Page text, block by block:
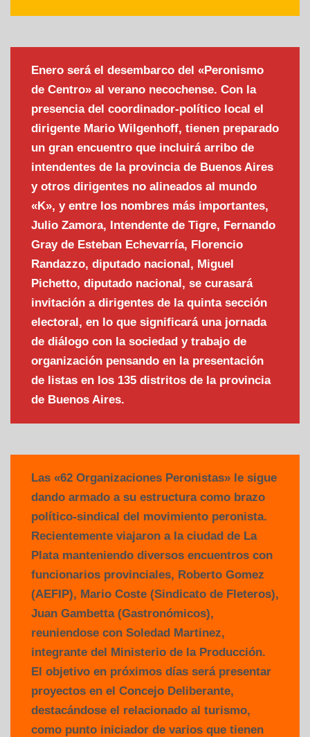
Enero será el desembarco del «Peronismo
de Centro» al verano necochense. Con la
presencia del coordinador-político local el
dirigente Mario Wilgenhoff, tienen preparado
un gran encuentro que incluirá arribo de
intendentes de la provincia de Buenos Aires
y otros dirigentes no alineados al mundo
«K», y entre los nombres más importantes,
Julio Zamora, Intendente de Tigre, Fernando
Gray de Esteban Echevarría, Florencio
Randazzo, diputado nacional, Miguel
Pichetto, diputado nacional, se curasará
invitación a dirigentes de la quinta sección
electoral, en lo que significará una jornada
de diálogo con la sociedad y trabajo de
organización pensando en la presentación
de listas en los 135 distritos de la provincia
de Buenos Aires.
Las «62 Organizaciones Peronistas» le sigue
dando armado a su estructura como brazo
político-sindical del movimiento peronista.
Recientemente viajaron a la ciudad de La
Plata manteniendo diversos encuentros con
funcionarios provinciales, Roberto Gomez
(AEFIP), Mario Coste (Sindicato de Fleteros),
Juan Gambetta (Gastronómicos),
reuniendose con Soledad Martinez,
integrante del Ministerio de la Producción.
El objetivo en próximos días será presentar
proyectos en el Concejo Deliberante,
destacándose el relacionado al turismo,
como punto iniciador de varios que tienen